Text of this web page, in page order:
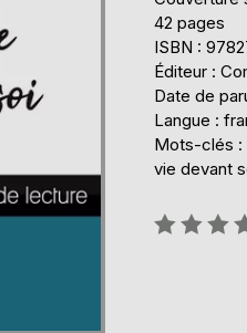
42 pages
ISBN :
Éditeur :
Date de
Langue :
Mots-clés :
vie devant
Évaluation: